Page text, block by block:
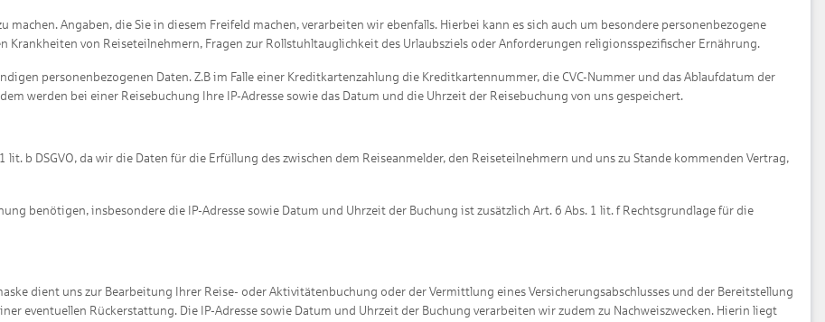
Angaben, die Sie in diesem Freifeld machen, verarbeiten wir ebenfalls. Hierbei kann es sich auch um besondere personenbezogene
Krankheiten von Reiseteilnehmern, Fragen zur Rollstuhltauglichkeit des Urlaubsziels oder Anforderungen religionsspezifischer Ernährung.
personenbezogenen Daten. Z.B im Falle einer Kreditkartenzahlung die Kreditkartennummer, die CVC-Nummer und das Ablaufdatum der
werden bei einer Reisebuchung Ihre IP-Adresse sowie das Datum und die Uhrzeit der Reisebuchung von uns gespeichert.
b DSGVO, da wir die Daten für die Erfüllung des zwischen dem Reiseanmelder, den Reiseteilnehmern und uns zu Stande kommenden Vertrag,
benötigen, insbesondere die IP-Adresse sowie Datum und Uhrzeit der Buchung ist zusätzlich Art. 6 Abs. 1 lit. f Rechtsgrundlage für die
dient uns zur Bearbeitung Ihrer Reise- oder Aktivitätenbuchung oder der Vermittlung eines Versicherungsabschlusses und der Bereitstellung
eventuellen Rückerstattung. Die IP-Adresse sowie Datum und Uhrzeit der Buchung verarbeiten wir zudem zu Nachweiszwecken. Hierin liegt